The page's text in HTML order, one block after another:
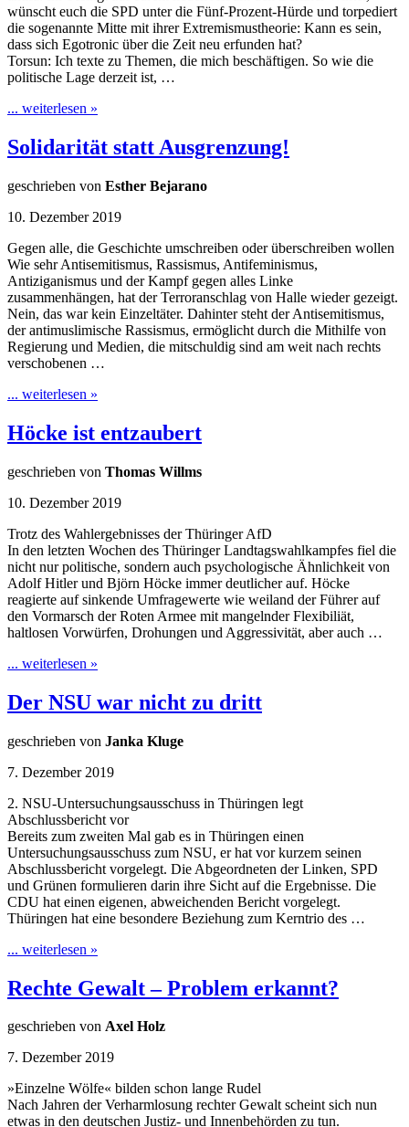
wünscht euch die SPD unter die Fünf-Prozent-Hürde und torpediert
die sogenannte Mitte mit ihrer Extremismustheorie: Kann es sein,
dass sich Egotronic über die Zeit neu erfunden hat?
Torsun: Ich texte zu Themen, die mich beschäftigen. So wie die
politische Lage derzeit ist, …
... weiterlesen »
Solidarität statt Ausgrenzung!
geschrieben von Esther Bejarano
10. Dezember 2019
Gegen alle, die Geschichte umschreiben oder überschreiben wollen
Wie sehr Antisemitismus, Rassismus, Antifeminismus,
Antiziganismus und der Kampf gegen alles Linke
zusammenhängen, hat der Terroranschlag von Halle wieder gezeigt.
Nein, das war kein Einzeltäter. Dahinter steht der Antisemitismus,
der antimuslimische Rassismus, ermöglicht durch die Mithilfe von
Regierung und Medien, die mitschuldig sind am weit nach rechts
verschobenen …
... weiterlesen »
Höcke ist entzaubert
geschrieben von Thomas Willms
10. Dezember 2019
Trotz des Wahlergebnisses der Thüringer AfD
In den letzten Wochen des Thüringer Landtagswahlkampfes fiel die
nicht nur politische, sondern auch psychologische Ähnlichkeit von
Adolf Hitler und Björn Höcke immer deutlicher auf. Höcke
reagierte auf sinkende Umfragewerte wie weiland der Führer auf
den Vormarsch der Roten Armee mit mangelnder Flexibiliät,
haltlosen Vorwürfen, Drohungen und Aggressivität, aber auch …
... weiterlesen »
Der NSU war nicht zu dritt
geschrieben von Janka Kluge
7. Dezember 2019
2. NSU-Untersuchungsausschuss in Thüringen legt
Abschlussbericht vor
Bereits zum zweiten Mal gab es in Thüringen einen
Untersuchungsausschuss zum NSU, er hat vor kurzem seinen
Abschlussbericht vorgelegt. Die Abgeordneten der Linken, SPD
und Grünen formulieren darin ihre Sicht auf die Ergebnisse. Die
CDU hat einen eigenen, abweichenden Bericht vorgelegt.
Thüringen hat eine besondere Beziehung zum Kerntrio des …
... weiterlesen »
Rechte Gewalt – Problem erkannt?
geschrieben von Axel Holz
7. Dezember 2019
»Einzelne Wölfe« bilden schon lange Rudel
Nach Jahren der Verharmlosung rechter Gewalt scheint sich nun
etwas in den deutschen Justiz- und Innenbehörden zu tun.